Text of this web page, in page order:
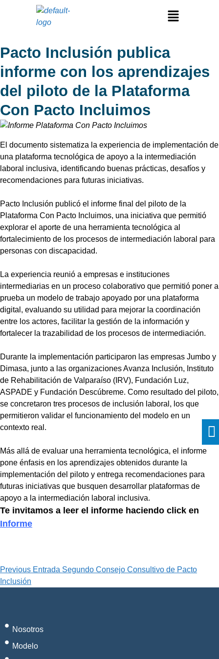
Pacto Inclusión publica
informe con los aprendizajes
del piloto de la Plataforma
Con Pacto Incluimos
El documento sistematiza la experiencia de implementación de
una plataforma tecnológica de apoyo a la intermediación
laboral inclusiva, identificando buenas prácticas, desafíos y
recomendaciones para futuras iniciativas.
Pacto Inclusión publicó el informe final del piloto de la
Plataforma Con Pacto Incluimos, una iniciativa que permitió
explorar el aporte de una herramienta tecnológica al
fortalecimiento de los procesos de intermediación laboral para
personas con discapacidad.
La experiencia reunió a empresas e instituciones
intermediarias en un proceso colaborativo que permitió poner a
prueba un modelo de trabajo apoyado por una plataforma
digital, evaluando su utilidad para mejorar la coordinación
entre los actores, facilitar la gestión de la información y
fortalecer la trazabilidad de los procesos de intermediación.
Durante la implementación participaron las empresas Jumbo y
Dimasa, junto a las organizaciones Avanza Inclusión, Instituto
de Rehabilitación de Valparaíso (IRV), Fundación Luz,
ASPADE y Fundación Descúbreme. Como resultado del piloto,
se concretaron tres procesos de inclusión laboral, los que
permitieron validar el funcionamiento del modelo en un
contexto real.
Más allá de evaluar una herramienta tecnológica, el informe
pone énfasis en los aprendizajes obtenidos durante la
implementación del piloto y entrega recomendaciones para
futuras iniciativas que busquen desarrollar plataformas de
apoyo a la intermediación laboral inclusiva.
Te invitamos a leer el informe haciendo click en
Informe
Previous Entrada Segundo Consejo Consultivo de Pacto
Inclusión
Nosotros
Modelo